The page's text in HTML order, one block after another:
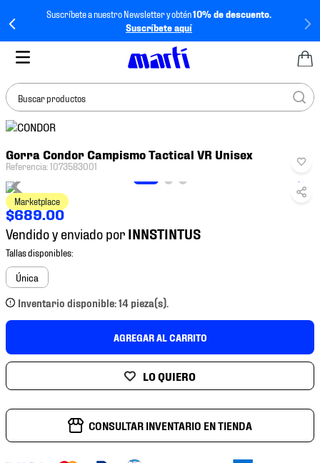
Suscríbete a nuestro Newsletter y obtén10% de descuento.
Suscríbete aquí
Buscar productos
Gorra Condor Campismo Tactical VR Unisex
Referencia:1073583001
Marketplace
$689.00
Vendido y enviado por
Única
Inventario disponible: 14 pieza(s).
AGREGAR AL CARRITO
CONSULTAR INVENTARIO EN TIENDA
BUSCADOS
2.
tenis hombre
tenis
4.
tenis futbol
5.
jersey
6.
mochila
8.
chivas